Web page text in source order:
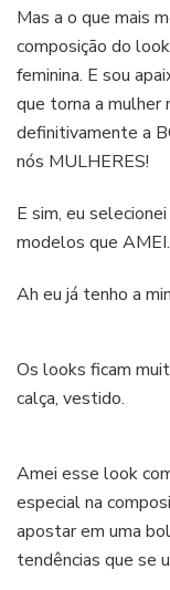
Mas a o que mais
composição do
feminina. E sou
que torna a mulher
definitivamente a
nós MULHERES!
E sim, eu
modelos que AMEI.
Ah eu já tenho a
Os looks ficam
calça, vestido.
Amei esse look
especial na
apostar em uma
tendências que se